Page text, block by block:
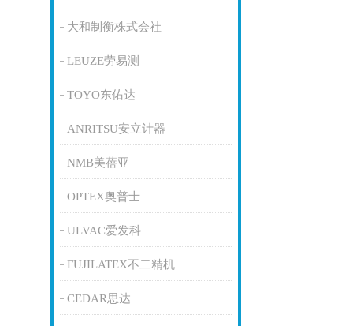
大和制衡株式会社
LEUZE劳易测
TOYO东佑达
ANRITSU安立计器
NMB美蓓亚
OPTEX奥普士
ULVAC爱发科
FUJILATEX不二精机
CEDAR思达